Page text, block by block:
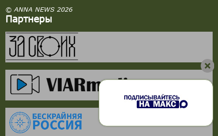
© ANNA NEWS 2026
Партнеры